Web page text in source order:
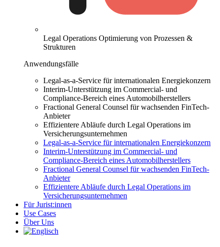
Legal Operations Optimierung von Prozessen &
Strukturen
Anwendungsfälle
Legal-as-a-Service für internationalen Energiekonzern
Interim-Unterstützung im Commercial- und
Compliance-Bereich eines Automobilherstellers
Fractional General Counsel für wachsenden FinTech-
Anbieter
Effizientere Abläufe durch Legal Operations im
Versicherungsunternehmen
Legal-as-a-Service für internationalen Energiekonzern
Interim-Unterstützung im Commercial- und
Compliance-Bereich eines Automobilherstellers
Fractional General Counsel für wachsenden FinTech-
Anbieter
Effizientere Abläufe durch Legal Operations im
Versicherungsunternehmen
Für Jurist:innen
Use Cases
Über Uns